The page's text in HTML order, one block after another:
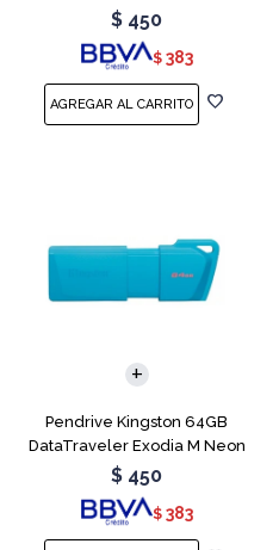
Blue
$ 450
$ 383
Pendrive Kingston 64GB
DataTraveler Exodia M Neon
Blue
$ 450
$ 383